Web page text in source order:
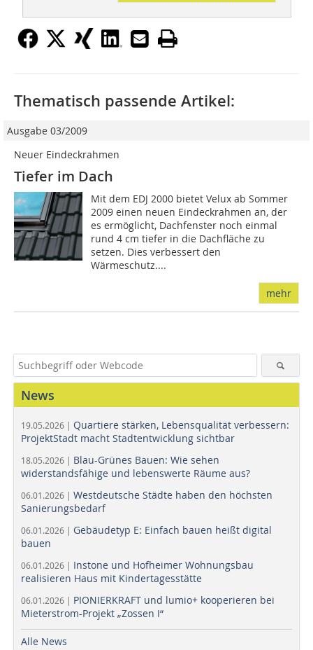
Thematisch passende Artikel:
Ausgabe 03/2009
Neuer Eindeckrahmen
Tiefer im Dach
Mit dem EDJ 2000 bietet Velux ab Sommer
2009 einen neuen Eindeckrahmen an, der
es ermöglicht, Dachfenster noch einmal
rund 4 cm tiefer in die Dachfläche zu
setzen. Dies verbessert den
Wärmeschutz....
mehr
News
19.05.2026 | Quartiere stärken, Lebensqualität verbessern:
ProjektStadt macht Stadtentwicklung sichtbar
18.05.2026 | Blau-Grünes Bauen: Wie sehen
widerstandsfähige und lebenswerte Räume aus?
06.01.2026 | Westdeutsche Städte haben den höchsten
Sanierungsbedarf
06.01.2026 | Gebäudetyp E: Einfach bauen heißt digital
bauen
06.01.2026 | Instone und Hofheimer Wohnungsbau
realisieren Haus mit Kindertagesstätte
06.01.2026 | PIONIERKRAFT und lumio+ kooperieren bei
Mieterstrom-Projekt „Zossen I“
Alle News